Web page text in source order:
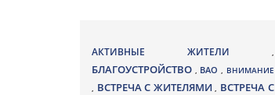
АКТИВНЫЕ ЖИТЕЛИ ,
БЛАГОУСТРОЙСТВО , ВАО , ВНИМАНИЕ
, ВСТРЕЧА С ЖИТЕЛЯМИ, ВСТРЕЧА С